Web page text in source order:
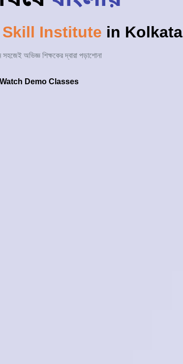
Skill Institute in Kolkata
সহজেই অভিজ্ঞ শিক্ষকের দ্বারা পড়াশোনা
Watch Demo Classes